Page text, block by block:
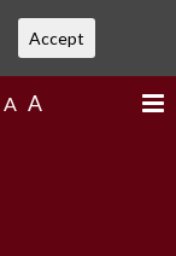
A A
Accept